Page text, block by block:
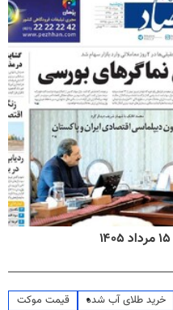
خرید طلای آب شده
قیمت موکت